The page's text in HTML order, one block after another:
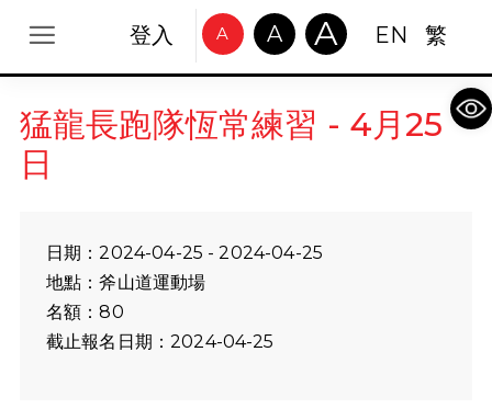
登入 A A A EN 繁
猛龍長跑隊恆常練習 - 4月25
日
日期：2024-04-25 - 2024-04-25
地點：斧山道運動場
名額：80
截止報名日期：2024-04-25